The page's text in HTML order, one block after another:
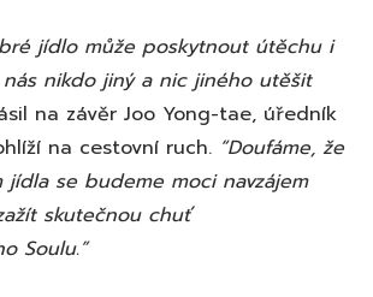
jídlo může poskytnout útěchu i
nikdo jiný a nic jiného utěšit
na závěr Joo Yong-tae, úředník
na cestovní ruch. “Doufáme, že
se budeme moci navzájem
skutečnou chuť
Soulu.”